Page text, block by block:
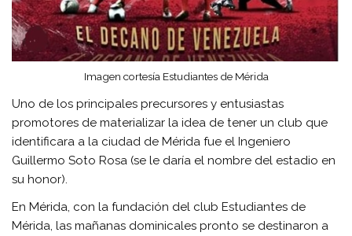
Imagen cortesía Estudiantes de Mérida
Uno de los principales precursores y entusiastas
promotores de materializar la idea de tener un club que
identificara a la ciudad de Mérida fue el Ingeniero
Guillermo Soto Rosa (se le daría el nombre del estadio en
su honor).
En Mérida, con la fundación del club Estudiantes de
Mérida, las mañanas dominicales pronto se destinaron a